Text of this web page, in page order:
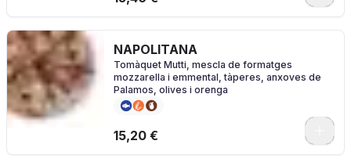
NAPOLITANA
Tomàquet Mutti, mescla de formatges
mozzarella i emmental, tàperes, anxoves de
Palamos, olives i orenga
15,20 €